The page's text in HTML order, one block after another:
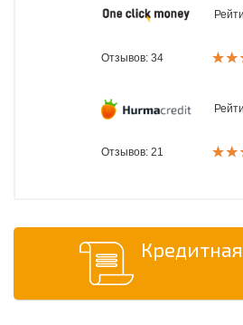
Отзывов: 34
Отзывов: 21